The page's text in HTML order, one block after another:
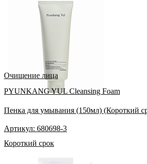
Очищение лица
PYUNKANG YUL Cleansing Foam
Пенка для умывания (150мл) (Короткий
Артикул: 680698-3
Короткий срок